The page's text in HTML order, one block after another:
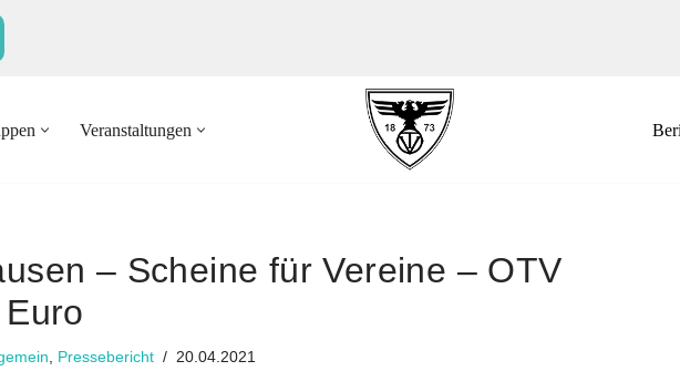
Veranstaltungen
– Scheine für Vereine – OTV
Pressebericht 20.04.2021